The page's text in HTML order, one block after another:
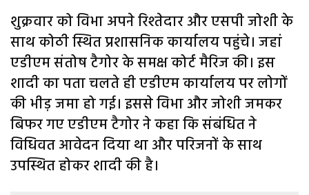
शुक्रवार को विभा अपने रिश्तेदार और एसपी जोशी के
साथ कोठी स्थित प्रशासनिक कार्यालय पहुंचे। जहां
एडीएम संतोष टैगोर के समक्ष कोर्ट मैरिज की। इस
शादी का पता चलते ही एडीएम कार्यालय पर लोगों
की भीड़ जमा हो गई। इससे विभा और जोशी जमकर
बिफर गए एडीएम टैगोर ने कहा कि संबंधित ने
विधिवत आवेदन दिया था और परिजनों के साथ
उपस्थित होकर शादी की है।